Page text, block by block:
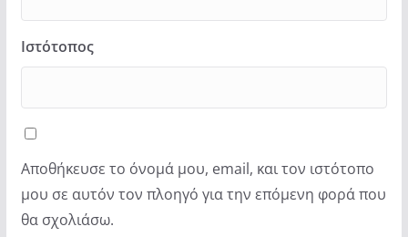
Ιστότοπος
Αποθήκευσε το όνομά μου, email, και τον ιστότοπο
μου σε αυτόν τον πλοηγό για την επόμενη φορά που
θα σχολιάσω.